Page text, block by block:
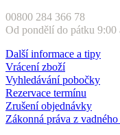
00800 284 366 78
Od pondělí do pátku 9:00
Další informace a tipy
Vrácení zboží
Vyhledávání pobočky
Rezervace termínu
Zrušení objednávky
Zákonná práva z